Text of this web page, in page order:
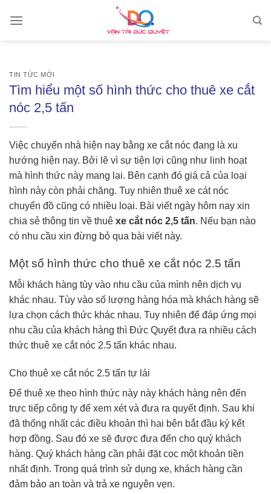
TIN TỨC MỚI
Tìm hiểu một số hình thức cho thuê xe cắt
nóc 2,5 tấn
Việc chuyển nhà hiện nay bằng xe cắt nóc đang là xu
hướng hiện nay. Bởi lẽ vì sự tiện lợi cũng như linh hoạt
mà hình thức này mang lại. Bên cạnh đó giá cả của loại
hình này còn phải chăng. Tuy nhiên thuê xe cát nóc
chuyển đồ cũng có nhiều loại. Bài viết ngày hôm nay xin
chia sẻ thông tin về thuê xe cắt nóc 2,5 tấn. Nếu bạn nào
có nhu cầu xin đừng bỏ qua bài viết này.
Một số hình thức cho thuê xe cắt nóc 2.5 tấn
Mỗi khách hàng tùy vào nhu cầu của mình nên dịch vụ
khác nhau. Tùy vào số lượng hàng hóa mà khách hàng sẽ
lựa chọn cách thức khác nhau. Tuy nhiên để đáp ứng mọi
nhu cầu của khách hàng thì Đức Quyết đưa ra nhiều cách
thức thuê xe cắt nóc 2.5 tấn khác nhau.
Cho thuê xe cắt nóc 2.5 tấn tự lái
Để thuê xe theo hình thức này này khách hàng nên đến
trực tiếp công ty để xem xét và đưa ra quyết định. Sau khi
đã thống nhất các điều khoản thì hai bên bắt đầu ký kết
hợp đồng. Sau đó xe sẽ được đưa đến cho quý khách
hàng. Quý khách hàng cần phải đặt cọc một khoản tiền
nhất định. Trong quá trình sử dụng xe, khách hàng cần
đảm bảo an toàn và trả xe nguyên vẹn.